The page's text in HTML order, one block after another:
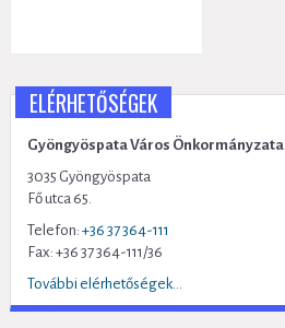
ELÉRHETŐSÉGEK
Gyöngyöspata Város Önkormányzata
3035 Gyöngyöspata
Fő utca 65.
Telefon: +36 37 364-111
Fax: +36 37 364-111/36
További elérhetőségek...